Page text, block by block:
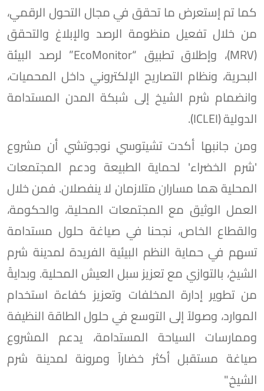
كما تم إستعرض ما تحقق في مجال التحول الرقمي،
من خلال تفعيل منظومة الرصد والإبلاغ والتحقق
(MRV)، وإطلاق تطبيق “EcoMonitor” لرصد البيئة
البحرية، ونظام التصاريح الإلكتروني داخل المحميات،
وانضمام شرم الشيخ إلى شبكة المدن المستدامة
الدولية (ICLEI).
ومن جانبها أكدت تشيتوسي نوجوتشي أن مشروع
'شرم الخضراء' لحماية الطبيعة ودعم المجتمعات
المحلية هما مساران متلازمان لا ينفصلان. فمن خلال
العمل الوثيق مع المجتمعات المحلية، والحكومة،
والقطاع الخاص، نجحنا في صياغة حلول مستدامة
تسهم في حماية النظم البيئية الفريدة لمدينة شرم
الشيخ، بالتوازي مع تعزيز سبل العيش المحلية. وبدايةً
من تطوير إدارة المخلفات وتعزيز كفاءة استخدام
الموارد، وصولاً إلى التوسع في حلول الطاقة النظيفة
وممارسات السياحة المستدامة، يدعم المشروع
صياغة مستقبل أكثر خضاراً ومرونة لمدينة شرم
الشيخ."